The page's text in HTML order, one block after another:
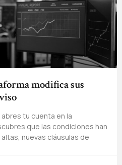
modifica sus
tu cuenta en la
que las condiciones han
nuevas cláusulas de